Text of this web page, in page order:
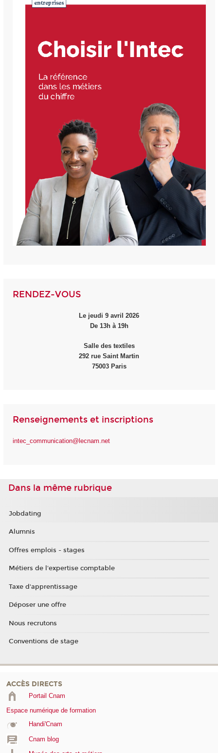
RENDEZ-VOUS
Le jeudi 9 avril 2026
De 13h à 19h
Salle des textiles
292 rue Saint Martin
75003 Paris
Renseignements et inscriptions
intec_communication@lecnam.net
Dans la même rubrique
Jobdating
Alumnis
Offres emplois - stages
Métiers de l'expertise comptable
Taxe d'apprentissage
Déposer une offre
Nous recrutons
Conventions de stage
ACCÈS DIRECTS
Portail Cnam
Espace numérique de formation
Handi'Cnam
Cnam blog